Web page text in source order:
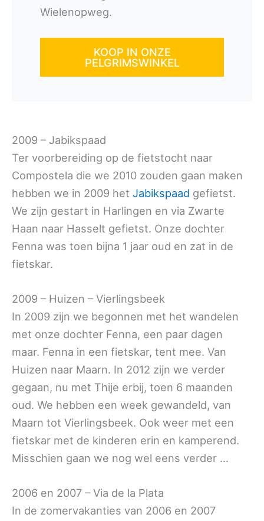
Wielenopweg.
KOOP IN ONZE
PELGRIMSWINKEL
2009 – Jabikspaad
Ter voorbereiding op de fietstocht naar
Compostela die we 2010 zouden gaan maken
hebben we in 2009 het Jabikspaad gefietst.
We zijn gestart in Harlingen en via Zwarte
Haan naar Hasselt gefietst. Onze dochter
Fenna was toen bijna 1 jaar oud en zat in de
fietskar.
2009 – Huizen – Vierlingsbeek
In 2009 zijn we begonnen met het wandelen
met onze dochter Fenna, een paar dagen
maar. Fenna in een fietskar, tent mee. Van
Huizen naar Maarn. In 2012 zijn we verder
gegaan, nu met Thije erbij, toen 6 maanden
oud. We hebben een week gewandeld, van
Maarn tot Vierlingsbeek. Ook weer met een
fietskar met de kinderen erin en kamperend.
Misschien gaan we nog wel eens verder …
2006 en 2007 – Via de la Plata
In de zomervakanties van 2006 en 2007